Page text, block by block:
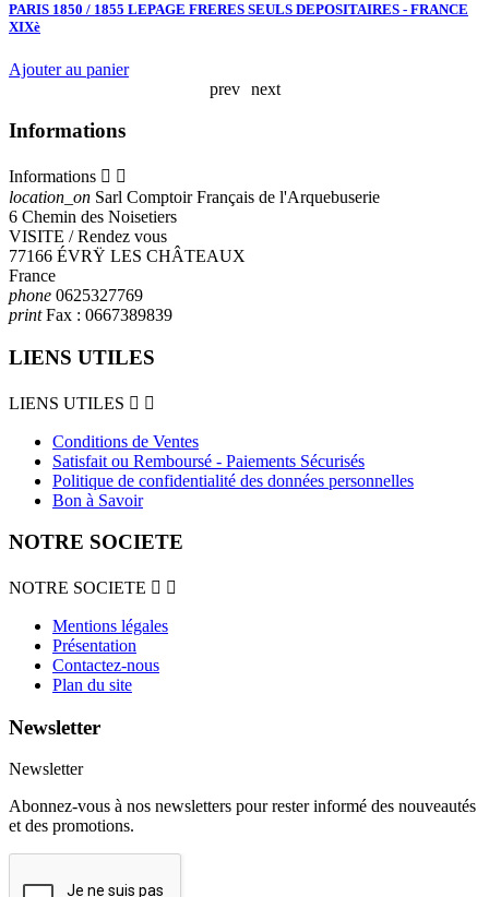
PARIS 1850 / 1855 LEPAGE FRERES SEULS DEPOSITAIRES - FRANCE
XIXè
Ajouter au panier
prev
next
Informations
Informations  
location_on Sarl Comptoir Français de l'Arquebuserie
6 Chemin des Noisetiers
VISITE / Rendez vous
77166 ÉVRŸ LES CHÂTEAUX
France
phone 0625327769
printFax : 0667389839
LIENS UTILES
LIENS UTILES  
Conditions de Ventes
Satisfait ou Remboursé - Paiements Sécurisés
Politique de confidentialité des données personnelles
Bon à Savoir
NOTRE SOCIETE
NOTRE SOCIETE  
Mentions légales
Présentation
Contactez-nous
Plan du site
Newsletter
Newsletter
Abonnez-vous à nos newsletters pour rester informé des nouveautés
et des promotions.